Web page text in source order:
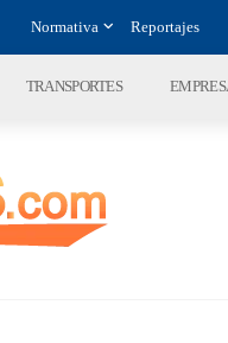
Normativa Reportajes
TRANSPORTES